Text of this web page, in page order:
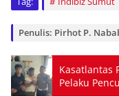
Penulis: Pirhot P.
Kasatlantas
Pelaku